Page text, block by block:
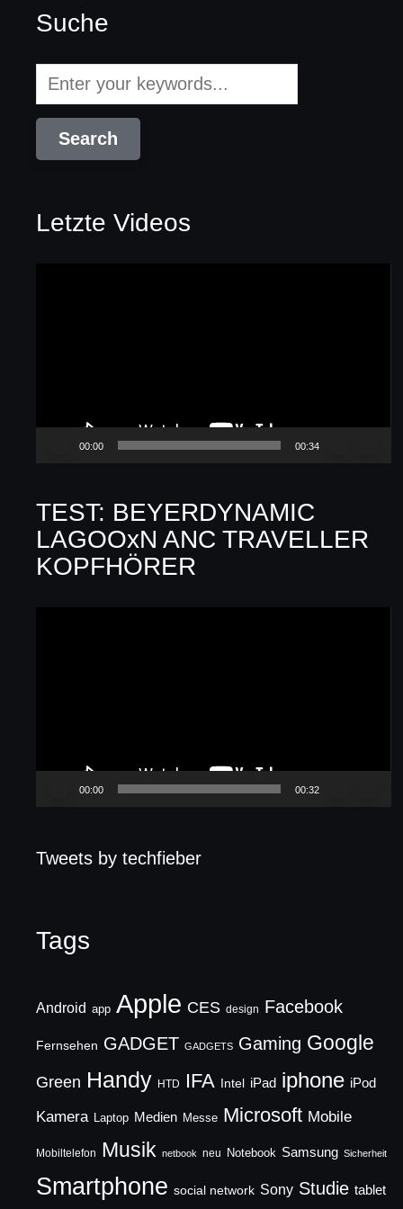
Suche
Letzte Videos
00:00 00:34
TEST: BEYERDYNAMIC
LAGOOxN ANC TRAVELLER
KOPFHÖRER
00:00 00:32
Tweets by techfieber
Tags
Android app Apple CES design Facebook
Fernsehen GADGET GADGETS Gaming Google
Green Handy HTD IFA Intel iPad iphone iPod
Kamera Laptop Medien Messe Microsoft Mobile
Mobiltelefon Musik netbook neu Notebook Samsung Sicherheit
Smartphone social network Sony Studie tablet